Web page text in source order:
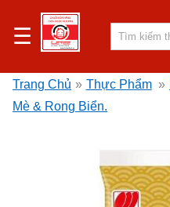
☰
Trang Chủ » Thực Phẩm »
Mè & Rong Biển.